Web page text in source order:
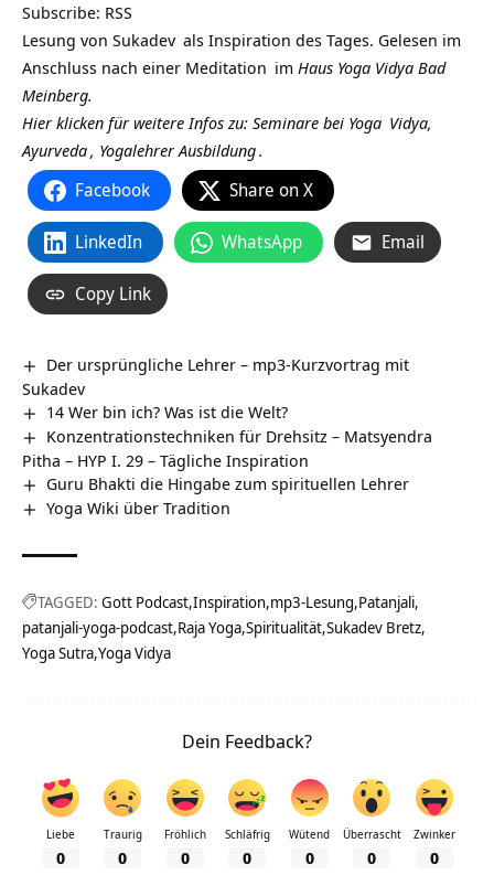
Subscribe: RSS
Lesung von Sukadev als Inspiration des Tages. Gelesen im
Anschluss nach einer Meditation im Haus Yoga Vidya Bad
Meinberg.
Hier klicken für weitere Infos zu: Seminare bei Yoga Vidya,
Ayurveda, Yogalehrer Ausbildung.
Facebook Share on X
LinkedIn WhatsApp Email
Copy Link
Der ursprüngliche Lehrer – mp3-Kurzvortrag mit
Sukadev
14 Wer bin ich? Was ist die Welt?
Konzentrationstechniken für Drehsitz – Matsyendra
Pitha – HYP I. 29 – Tägliche Inspiration
Guru Bhakti die Hingabe zum spirituellen Lehrer
Yoga Wiki über Tradition
TAGGED: Gott Podcast Inspiration mp3-Lesung Patanjali
patanjali-yoga-podcast Raja Yoga Spiritualität Sukadev Bretz
Yoga Sutra Yoga Vidya
Dein Feedback?
Liebe
0
Traurig
0
Fröhlich
0
Schläfrig
0
Wütend
0
Überrascht
0
Zwinker
0